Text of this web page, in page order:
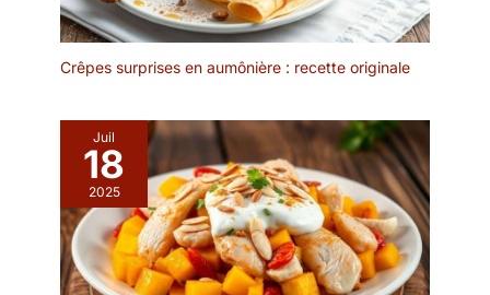
délicatement avec un
chiffon humide pour
belles, vous épargnant
efforts précieux. Il est
non seulement facile à
utiliser, mais aussi facile
à nettoyer. 💕
CONCEPTION
POLYVALENT : Cette
assiette en ardoise noire
convient non seulement
Crêpes surprises en aumônière : recette originale
Juil
18
2025